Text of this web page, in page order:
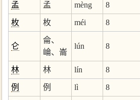
孟 孟 mèng 8
枚 枚 méi 8
仑
侖、
崘、崙
lún 8
林 林 lín 8
例 例 lì 8